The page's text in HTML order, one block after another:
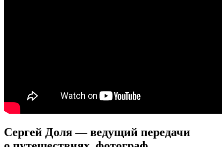
Сергей Доля — ведущий передачи